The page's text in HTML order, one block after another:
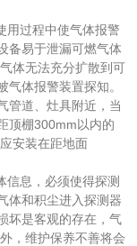
过程中使气体报警
备易于泄漏可燃气体
体无法充分扩散到可
体报警装置探知。
管道、灶具附近，当
顶棚300mm以内的
安装在距地面
息，必须使得探测
体和积尘进入探测器
坏是客观的存在，气
，维护保养不善将会